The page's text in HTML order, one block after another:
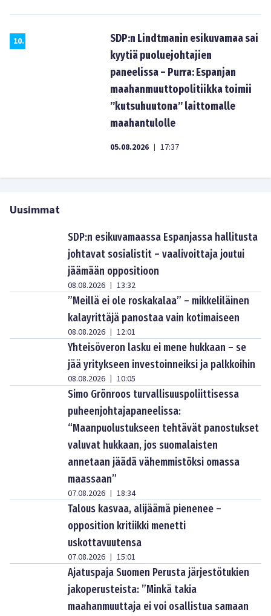
10.
SDP:n Lindtmanin esikuvamaa sai
kyytiä puoluejohtajien
paneelissa – Purra: Espanjan
maahanmuuttopolitiikka toimii
”kutsuhuutona” laittomalle
maahantulolle
05.08.2026 | 17:37
Uusimmat
SDP:n esikuvamaassa Espanjassa hallitusta
johtavat sosialistit – vaalivoittaja joutui
jäämään oppositioon
08.08.2026 | 13:32
”Meillä ei ole roskakalaa” – mikkeliläinen
kalayrittäjä panostaa vain kotimaiseen
08.08.2026 | 12:01
Yhteisöveron lasku ei mene hukkaan – se
jää yritykseen investoinneiksi ja palkkoihin
08.08.2026 | 10:05
Simo Grönroos turvallisuuspoliittisessa
puheenjohtajapaneelissa:
“Maanpuolustukseen tehtävät panostukset
valuvat hukkaan, jos suomalaisten
annetaan jäädä vähemmistöksi omassa
maassaan”
07.08.2026 | 18:34
Talous kasvaa, alijäämä pienenee –
opposition kritiikki menetti
uskottavuutensa
07.08.2026 | 15:01
Ajatuspaja Suomen Perusta järjestötukien
jakoperusteista: ”Minkä takia
maahanmuuttaja ei voi osallistua samaan